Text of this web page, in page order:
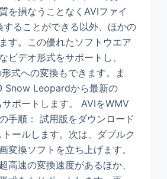
を損なうことなくAVIファイ
することができる以外、ほかの
す。この優れたソフトウエア
ビデオ形式をサポートし、
式への変換もできます。ま
Snow Leopardから最新の
ポートします。 AVIをWMV
手順： 試用版をダウンロード
ールします。次は、ダブルク
変換ソフトを立ち上げます。
高速の変換速度があるほか、